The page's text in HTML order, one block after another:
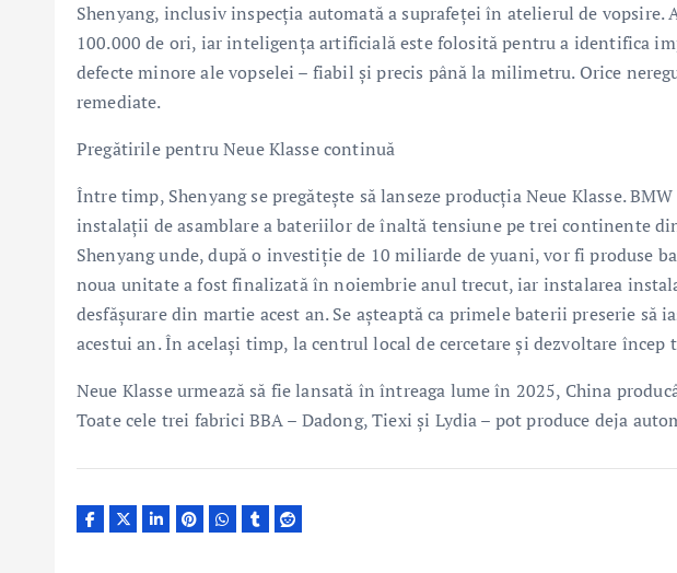
Shenyang, inclusiv inspecţia automată a suprafeţei în atelierul de
100.000 de ori, iar inteligenţa artificială este folosită pentru a identifica
defecte minore ale vopselei – fiabil şi precis până la milimetru. Orice
remediate.
Pregătirile pentru Neue Klasse continuă
Între timp, Shenyang se pregăteşte să lanseze producţia Neue Klasse.
instalaţii de asamblare a bateriilor de înaltă tensiune pe trei continente
Shenyang unde, după o investiţie de 10 miliarde de yuani, vor fi produse
noua unitate a fost finalizată în noiembrie anul trecut, iar instalarea
desfăşurare din martie acest an. Se aşteaptă ca primele baterii preserie să
acestui an. În acelaşi timp, la centrul local de cercetare şi dezvoltare
Neue Klasse urmează să fie lansată în întreaga lume în 2025, China
Toate cele trei fabrici BBA – Dadong, Tiexi şi Lydia – pot produce deja